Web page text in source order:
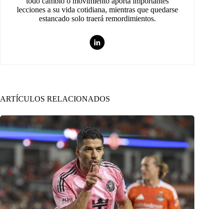
lecciones a su vida cotidiana, mientras que quedarse
estancado solo traerá remordimientos.
ARTÍCULOS RELACIONADOS